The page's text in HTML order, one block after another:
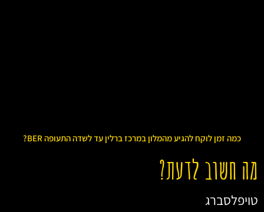
כמה זמן לוקח להגיע מהמלון במרכז ברלין עד לשדה התעופה BER?
מה חשוב לדעת?
טויפלסברג